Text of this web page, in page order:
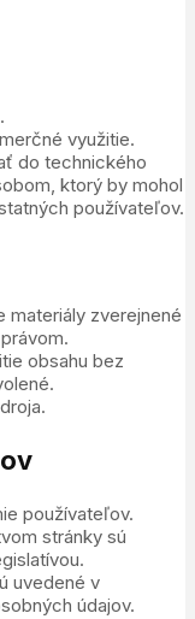
využitie.
do technického
ktorý by mohol
používateľov.
materiály zverejnené
obsahu bez
používateľov.
stránky sú
uvedené v
údajov.